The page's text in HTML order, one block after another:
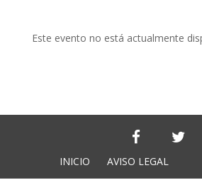
Este evento no está actualmente
INICIO AVISO LEGAL